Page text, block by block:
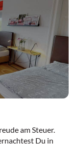
am Steuer.
Du in